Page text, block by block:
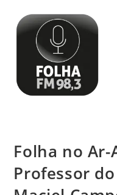
Folha no
Professor